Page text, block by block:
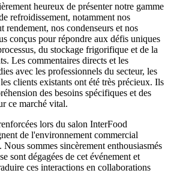
heureux de présenter notre gamme
refroidissement, notamment nos
rendement, nos condenseurs et nos
conçus pour répondre aux défis uniques
du stockage frigorifique et de la
Les commentaires directs et les
avec les professionnels du secteur, les
clients existants ont été très précieux. Ils
des besoins spécifiques et des
ce marché vital.
lors du salon InterFood
de l'environnement commercial
sommes sincèrement enthousiasmés
sont dégagées de cet événement et
ces interactions en collaborations